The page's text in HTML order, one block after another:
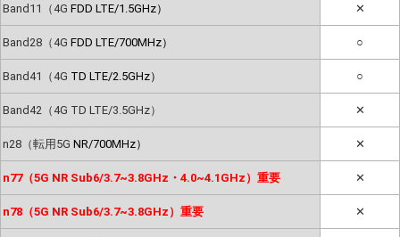
Band11（4G FDD LTE/1.5GHz） ✕
Band28（4G FDD LTE/700MHz） ○
Band41（4G TD LTE/2.5GHz） ○
Band42（4G TD LTE/3.5GHz） ✕
n28（転用5G NR/700MHz） ✕
n77（5G NR Sub6/3.7~3.8GHz・4.0~4.1GHz）重要 ✕
n78（5G NR Sub6/3.7~3.8GHz）重要 ✕